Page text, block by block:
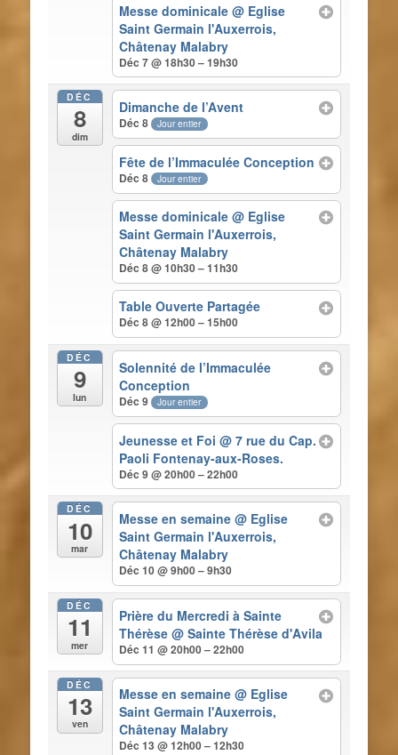
Messe dominicale@ Eglise
Saint Germain l'Auxerrois,
Châtenay Malabry
Déc 7 @ 18h30 – 19h30
DÉC
8
dim
Dimanche de l’Avent
Déc 8 Jour entier
Fête de l’Immaculée Conception
Déc 8 Jour entier
Messe dominicale@ Eglise
Saint Germain l'Auxerrois,
Châtenay Malabry
Déc 8 @ 10h30 – 11h30
Table Ouverte Partagée
Déc 8 @ 12h00 – 15h00
DÉC
9
lun
Solennité de l’Immaculée
Conception
Déc 9 Jour entier
Jeunesse et Foi@ 7 rue du Cap.
Paoli Fontenay-aux-Roses.
Déc 9 @ 20h00 – 22h00
DÉC
10
mar
Messe en semaine@ Eglise
Saint Germain l'Auxerrois,
Châtenay Malabry
Déc 10 @ 9h00 – 9h30
DÉC
11
mer
Prière du Mercredi à Sainte
Thérèse@ Sainte Thérèse d'Avila
Déc 11 @ 20h00 – 22h00
DÉC
13
ven
Messe en semaine@ Eglise
Saint Germain l'Auxerrois,
Châtenay Malabry
Déc 13 @ 12h00 – 12h30